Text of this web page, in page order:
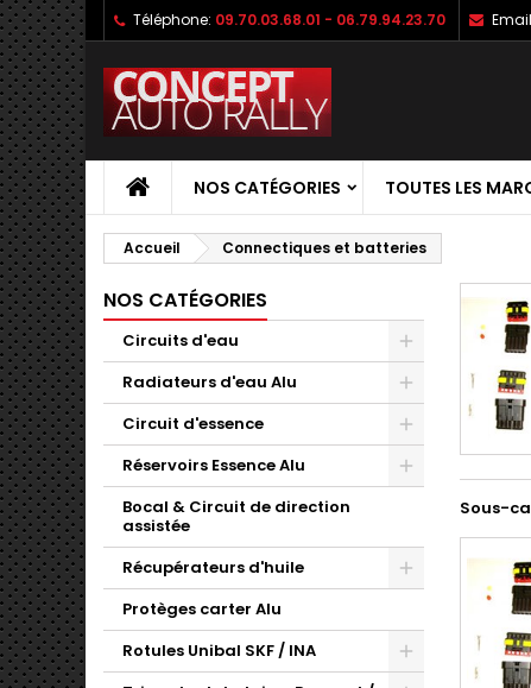
Téléphone: 09.70.03.68.01 - 06.79.94.23.70
NOS CATÉGORIES TOUTES LES
Accueil Connectiques et batteries
NOS CATÉGORIES
Circuits d'eau
Radiateurs d'eau Alu
Circuit d'essence
Réservoirs Essence Alu
Bocal & Circuit de direction
assistée
Récupérateurs d'huile
Protèges carter Alu
Rotules Unibal SKF / INA
Sous-